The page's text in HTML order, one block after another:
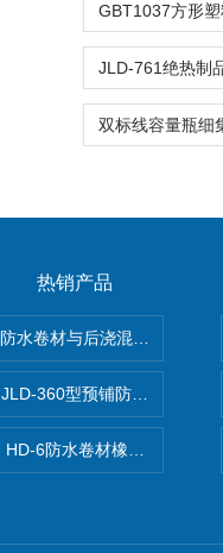
热销产品
防水卷材与后浇混凝土剥离强
JLD-360型预铺防水卷材抗冲
HD-6防水卷材橡胶测厚仪